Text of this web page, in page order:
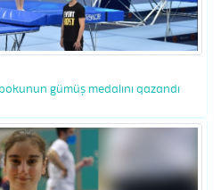
gümüş medalını qazandı